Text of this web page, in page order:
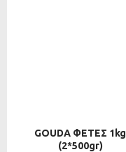
GOUDA ΦΕΤΕΣ 1kg
(2*500gr)